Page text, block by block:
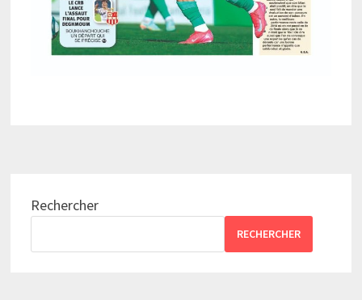
Rechercher
RECHERCHER